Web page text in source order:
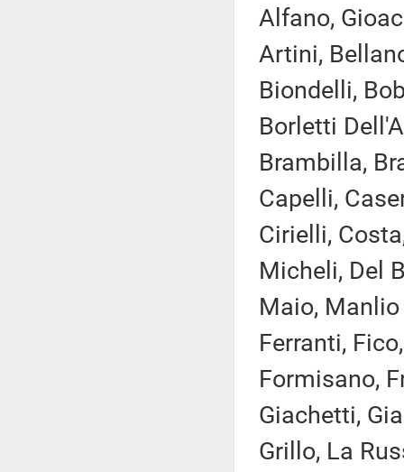
Alfano,
Artini,
Biondelli,
Borletti
Brambilla,
Capelli,
Cirielli,
Micheli, Del
Maio, Manlio
Ferranti,
Formisano,
Giachetti,
Grillo, La